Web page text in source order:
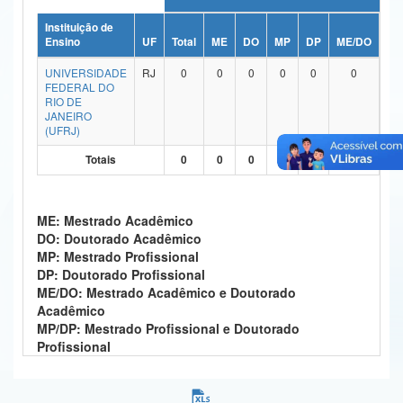
Ministério da Ciência, Tecnologia, Inovações e Comunicações
Ministério do Meio Ambiente
Ministério do Turismo
Ministério do Desenvolvimento Regional
Controladoria-Geral da União
Secretaria-Geral
Secretaria de Governo
Gabinete de Segurança Institucional
Advocacia-Geral da União
Instituição de
Ensino
UF Total ME DO MP DP ME/DO
UNIVERSIDADE
FEDERAL DO
RIO DE
JANEIRO
(UFRJ)
RJ 0 0 0 0 0 0
Totais 0 0 0 0 0
ME: Mestrado Acadêmico
DO: Doutorado Acadêmico
MP: Mestrado Profissional
DP: Doutorado Profissional
ME/DO: Mestrado Acadêmico e Doutorado
Acadêmico
MP/DP: Mestrado Profissional e Doutorado
Profissional